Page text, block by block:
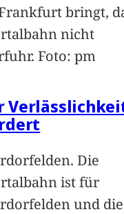
bringt,
nicht
Foto: pm
Die
ist für
und die